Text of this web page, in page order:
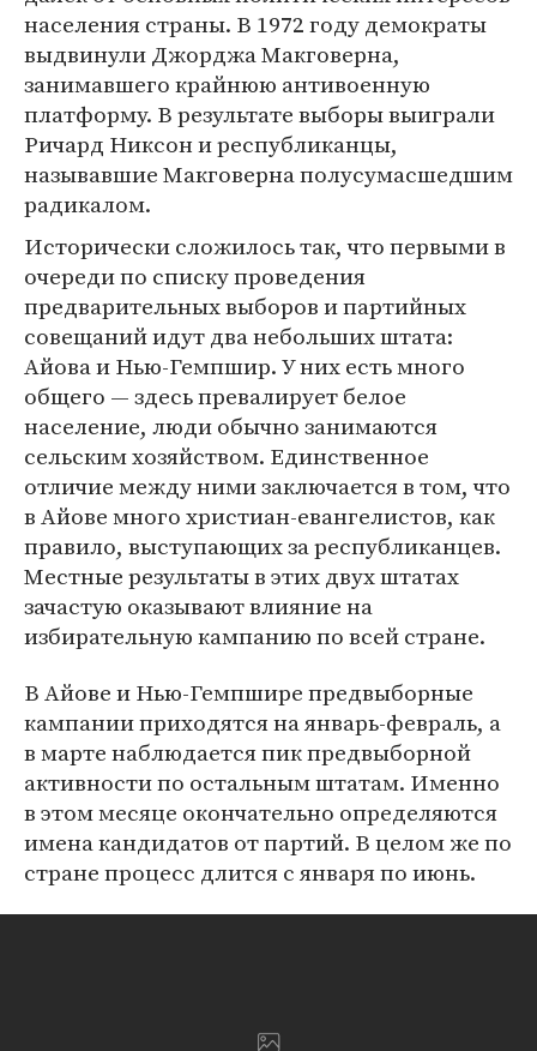
населения страны. В 1972 году демократы
выдвинули Джорджа Макговерна,
занимавшего крайнюю антивоенную
платформу. В результате выборы выиграли
Ричард Никсон и республиканцы,
называвшие Макговерна полусумасшедшим
радикалом.
Исторически сложилось так, что первыми в
очереди по списку проведения
предварительных выборов и партийных
совещаний идут два небольших штата:
Айова и Нью-Гемпшир. У них есть много
общего — здесь превалирует белое
население, люди обычно занимаются
сельским хозяйством. Единственное
отличие между ними заключается в том, что
в Айове много христиан-евангелистов, как
правило, выступающих за республиканцев.
Местные результаты в этих двух штатах
зачастую оказывают влияние на
избирательную кампанию по всей стране.
В Айове и Нью-Гемпшире предвыборные
кампании приходятся на январь-февраль, а
в марте наблюдается пик предвыборной
активности по остальным штатам. Именно
в этом месяце окончательно определяются
имена кандидатов от партий. В целом же по
стране процесс длится с января по июнь.